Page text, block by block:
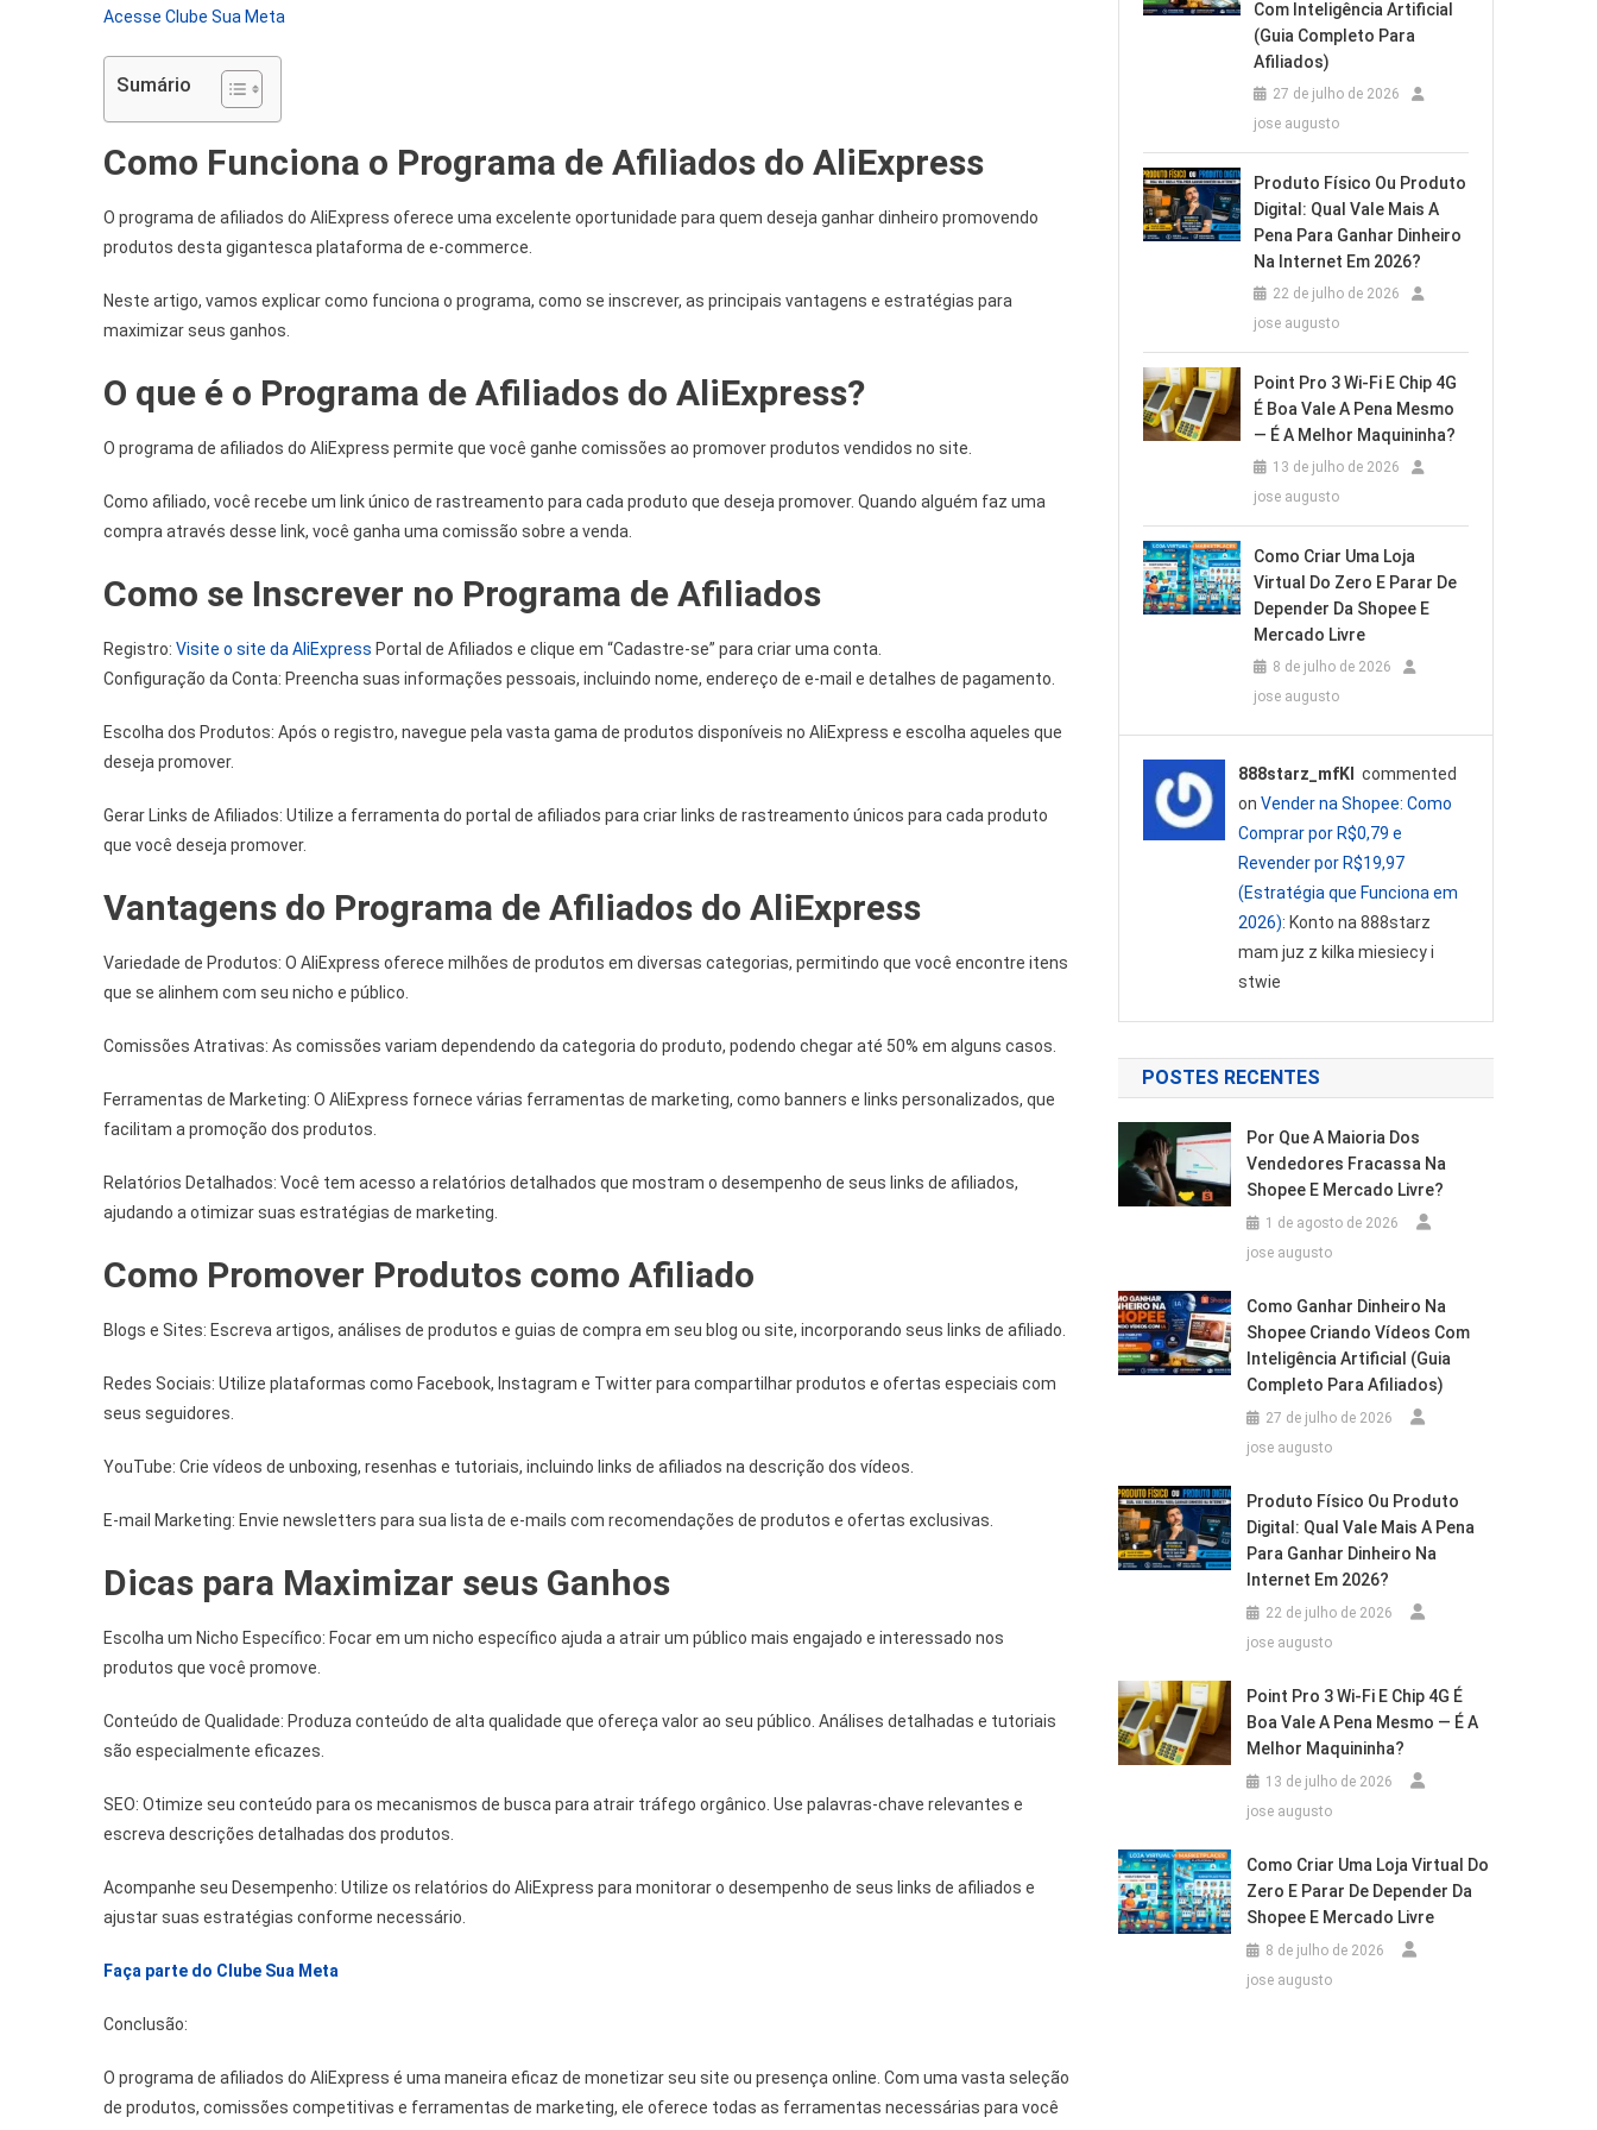
Acesse Clube Sua Meta
Sumário
Como Funciona o Programa de Afiliados do AliExpress
O programa de afiliados do AliExpress oferece uma excelente oportunidade para quem deseja ganhar dinheiro promovendo
produtos desta gigantesca plataforma de e-commerce.
Neste artigo, vamos explicar como funciona o programa, como se inscrever, as principais vantagens e estratégias para
maximizar seus ganhos.
O que é o Programa de Afiliados do AliExpress?
O programa de afiliados do AliExpress permite que você ganhe comissões ao promover produtos vendidos no site.
Como afiliado, você recebe um link único de rastreamento para cada produto que deseja promover. Quando alguém faz uma
compra através desse link, você ganha uma comissão sobre a venda.
Como se Inscrever no Programa de Afiliados
Registro: Visite o site da AliExpress Portal de Afiliados e clique em “Cadastre-se” para criar uma conta.
Configuração da Conta: Preencha suas informações pessoais, incluindo nome, endereço de e-mail e detalhes de pagamento.
Escolha dos Produtos: Após o registro, navegue pela vasta gama de produtos disponíveis no AliExpress e escolha aqueles que
deseja promover.
Gerar Links de Afiliados: Utilize a ferramenta do portal de afiliados para criar links de rastreamento únicos para cada produto
que você deseja promover.
Vantagens do Programa de Afiliados do AliExpress
Variedade de Produtos: O AliExpress oferece milhões de produtos em diversas categorias, permitindo que você encontre itens
que se alinhem com seu nicho e público.
Comissões Atrativas: As comissões variam dependendo da categoria do produto, podendo chegar até 50% em alguns casos.
Ferramentas de Marketing: O AliExpress fornece várias ferramentas de marketing, como banners e links personalizados, que
facilitam a promoção dos produtos.
Relatórios Detalhados: Você tem acesso a relatórios detalhados que mostram o desempenho de seus links de afiliados,
ajudando a otimizar suas estratégias de marketing.
Como Promover Produtos como Afiliado
Blogs e Sites: Escreva artigos, análises de produtos e guias de compra em seu blog ou site, incorporando seus links de afiliado.
Redes Sociais: Utilize plataformas como Facebook, Instagram e Twitter para compartilhar produtos e ofertas especiais com
seus seguidores.
YouTube: Crie vídeos de unboxing, resenhas e tutoriais, incluindo links de afiliados na descrição dos vídeos.
E-mail Marketing: Envie newsletters para sua lista de e-mails com recomendações de produtos e ofertas exclusivas.
Dicas para Maximizar seus Ganhos
Escolha um Nicho Específico: Focar em um nicho específico ajuda a atrair um público mais engajado e interessado nos
produtos que você promove.
Conteúdo de Qualidade: Produza conteúdo de alta qualidade que ofereça valor ao seu público. Análises detalhadas e tutoriais
são especialmente eficazes.
SEO: Otimize seu conteúdo para os mecanismos de busca para atrair tráfego orgânico. Use palavras-chave relevantes e
escreva descrições detalhadas dos produtos.
Acompanhe seu Desempenho: Utilize os relatórios do AliExpress para monitorar o desempenho de seus links de afiliados e
ajustar suas estratégias conforme necessário.
Faça parte do Clube Sua Meta
Conclusão:
O programa de afiliados do AliExpress é uma maneira eficaz de monetizar seu site ou presença online. Com uma vasta seleção
de produtos, comissões competitivas e ferramentas de marketing, ele oferece todas as ferramentas necessárias para você
Com Inteligência Artificial
(Guia Completo Para
Afiliados)
27 de julho de 2026
jose augusto
Produto Físico Ou Produto
Digital: Qual Vale Mais A
Pena Para Ganhar Dinheiro
Na Internet Em 2026?
22 de julho de 2026
jose augusto
Point Pro 3 Wi‑Fi E Chip 4G
É Boa Vale A Pena Mesmo
— É A Melhor Maquininha?
13 de julho de 2026
jose augusto
Como Criar Uma Loja
Virtual Do Zero E Parar De
Depender Da Shopee E
Mercado Livre
8 de julho de 2026
jose augusto
888starz_mfKl
commented
on Vender na Shopee: Como
Comprar por R$0,79 e
Revender por R$19,97
(Estratégia que Funciona em
2026): Konto na 888starz
mam juz z kilka miesiecy i
stwie
POSTES RECENTES
Por Que A Maioria Dos
Vendedores Fracassa Na
Shopee E Mercado Livre?
1 de agosto de 2026
jose augusto
Como Ganhar Dinheiro Na
Shopee Criando Vídeos Com
Inteligência Artificial (Guia
Completo Para Afiliados)
27 de julho de 2026
jose augusto
Produto Físico Ou Produto
Digital: Qual Vale Mais A Pena
Para Ganhar Dinheiro Na
Internet Em 2026?
22 de julho de 2026
jose augusto
Point Pro 3 Wi‑Fi E Chip 4G É
Boa Vale A Pena Mesmo — É A
Melhor Maquininha?
13 de julho de 2026
jose augusto
Como Criar Uma Loja Virtual Do
Zero E Parar De Depender Da
Shopee E Mercado Livre
8 de julho de 2026
jose augusto